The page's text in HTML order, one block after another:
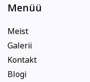
Menüü
Meist
Galerii
Kontakt
Blogi